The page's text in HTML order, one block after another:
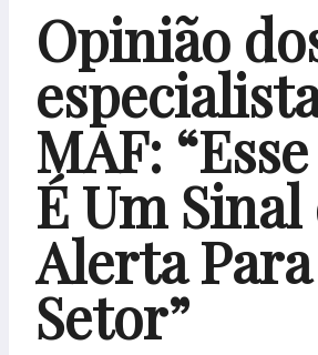
Opinião
MAF:
É Um Sinal
Alerta
Setor”